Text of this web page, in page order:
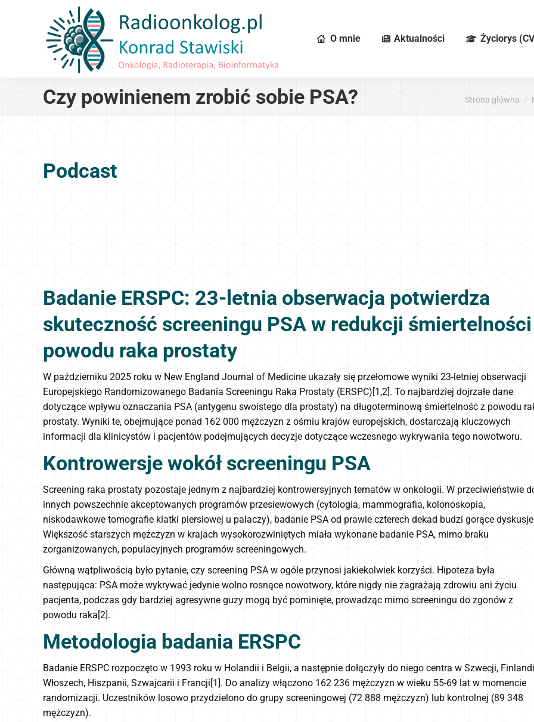
O mnie Aktualności Życiorys
Czy powinienem zrobić sobie PSA? Jesteś tutaj:
Strona główna
Podcast
Badanie ERSPC: 23-letnia obserwacja potwierdza
skuteczność screeningu PSA w redukcji
powodu raka prostaty
W październiku 2025 roku w New England Journal of Medicine ukazały się przełomowe wyniki 23-letniej obserwacji
Europejskiego Randomizowanego Badania Screeningu Raka Prostaty (ERSPC)[1,2]. To najbardziej dojrzałe dane
dotyczące wpływu oznaczania PSA (antygenu swoistego dla prostaty) na długoterminową śmiertelność z powodu
prostaty. Wyniki te, obejmujące ponad 162 000 mężczyzn z ośmiu krajów europejskich, dostarczają kluczowych
informacji dla klinicystów i pacjentów podejmujących decyzje dotyczące wczesnego wykrywania tego nowotworu.
Kontrowersje wokół screeningu PSA
Screening raka prostaty pozostaje jednym z najbardziej kontrowersyjnych tematów w onkologii. W przeciwieństwie
innych powszechnie akceptowanych programów przesiewowych (cytologia, mammografia, kolonoskopia,
niskodawkowe tomografie klatki piersiowej u palaczy), badanie PSA od prawie czterech dekad budzi gorące
Większość starszych mężczyzn w krajach wysokorozwiniętych miała wykonane badanie PSA, mimo braku
zorganizowanych, populacyjnych programów screeningowych.
Główną wątpliwością było pytanie, czy screening PSA w ogóle przynosi jakiekolwiek korzyści. Hipoteza była
następująca: PSA może wykrywać jedynie wolno rosnące nowotwory, które nigdy nie zagrażają zdrowiu ani życiu
pacjenta, podczas gdy bardziej agresywne guzy mogą być pominięte, prowadząc mimo screeningu do zgonów z
powodu raka[2].
Metodologia badania ERSPC
Badanie ERSPC rozpoczęto w 1993 roku w Holandii i Belgii, a następnie dołączyły do niego centra w Szwecji,
Włoszech, Hiszpanii, Szwajcarii i Francji[1]. Do analizy włączono 162 236 mężczyzn w wieku 55-69 lat w momencie
randomizacji. Uczestników losowo przydzielono do grupy screeningowej (72 888 mężczyzn) lub kontrolnej (89 348
mężczyzn).